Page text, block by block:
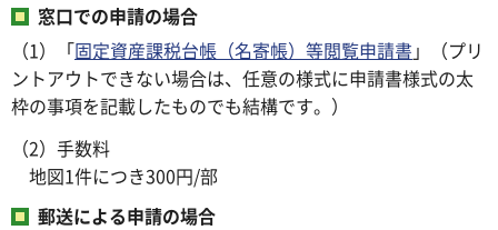
窓口での申請の場合
（1）「固定資産課税台帳（名寄帳）等閲覧申請書 」（プリ
ントアウトできない場合は、任意の様式に申請書様式の太
枠の事項を記載したものでも結構です。）
（2）手数料
地図1件につき300円/部
郵送による申請の場合